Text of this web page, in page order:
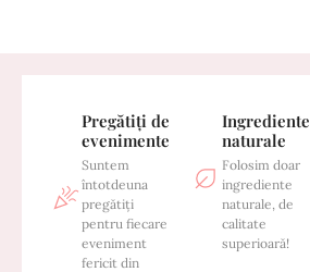
Pregătiți de
evenimente
Suntem
întotdeuna
pregătiți
pentru fiecare
eveniment
fericit din
Ingrediente
naturale
Folosim doar
ingrediente
naturale, de
calitate
superioară!